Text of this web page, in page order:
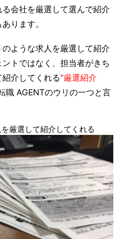
会社を厳選して選んで紹介
ります。
ような求人を厳選して紹介
トではなく、担当者がきち
介してくれる"厳選紹介
職 AGENTのウリの一つと言
厳選して紹介してくれる